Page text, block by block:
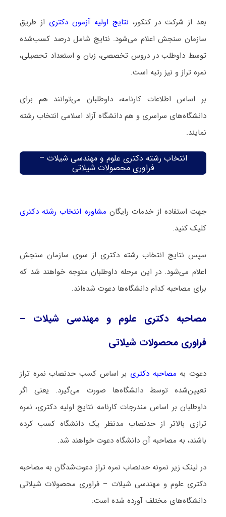
بعد از شرکت در کنکور، نتایج اولیه آزمون دکتری از طریق
سازمان سنجش اعلام می‌شود. نتایج شامل درصد کسب‌شده
توسط داوطلب در دروس تخصصی، زبان و استعداد تحصیلی،
نمره تراز و نیز رتبه است.
بر اساس اطلاعات کارنامه، داوطلبان می‌توانند هم برای
دانشگاه‌های سراسری و هم دانشگاه آزاد اسلامی انتخاب رشته
نمایند.
انتخاب رشته دکتری علوم و مهندسی شیلات –
فراوری محصولات شیلاتی
جهت استفاده از خدمات رایگان مشاوره انتخاب رشته دکتری
کلیک کنید.
سپس نتایج انتخاب رشته دکتری از سوی سازمان سنجش
اعلام می‌شود. در این مرحله داوطلبان متوجه خواهند شد که
برای مصاحبه کدام دانشگاه‌ها دعوت شده‌اند.
مصاحبه دکتری علوم و مهندسی شیلات –
فراوری محصولات شیلاتی
دعوت به مصاحبه دکتری بر اساس کسب حدنصاب نمره تراز
تعیین‌شده توسط دانشگاه‌ها صورت می‌گیرد. یعنی اگر
داوطلبان بر اساس مندرجات کارنامه نتایج اولیه دکتری، نمره
ترازی بالاتر از حدنصاب مدنظر یک دانشگاه کسب کرده
باشند، به مصاحبه آن دانشگاه دعوت خواهند شد.
در لینک زیر نمونه حدنصاب نمره تراز دعوت‌شدگان به مصاحبه
دکتری علوم و مهندسی شیلات – فراوری محصولات شیلاتی
دانشگاه‌های مختلف آورده شده است: